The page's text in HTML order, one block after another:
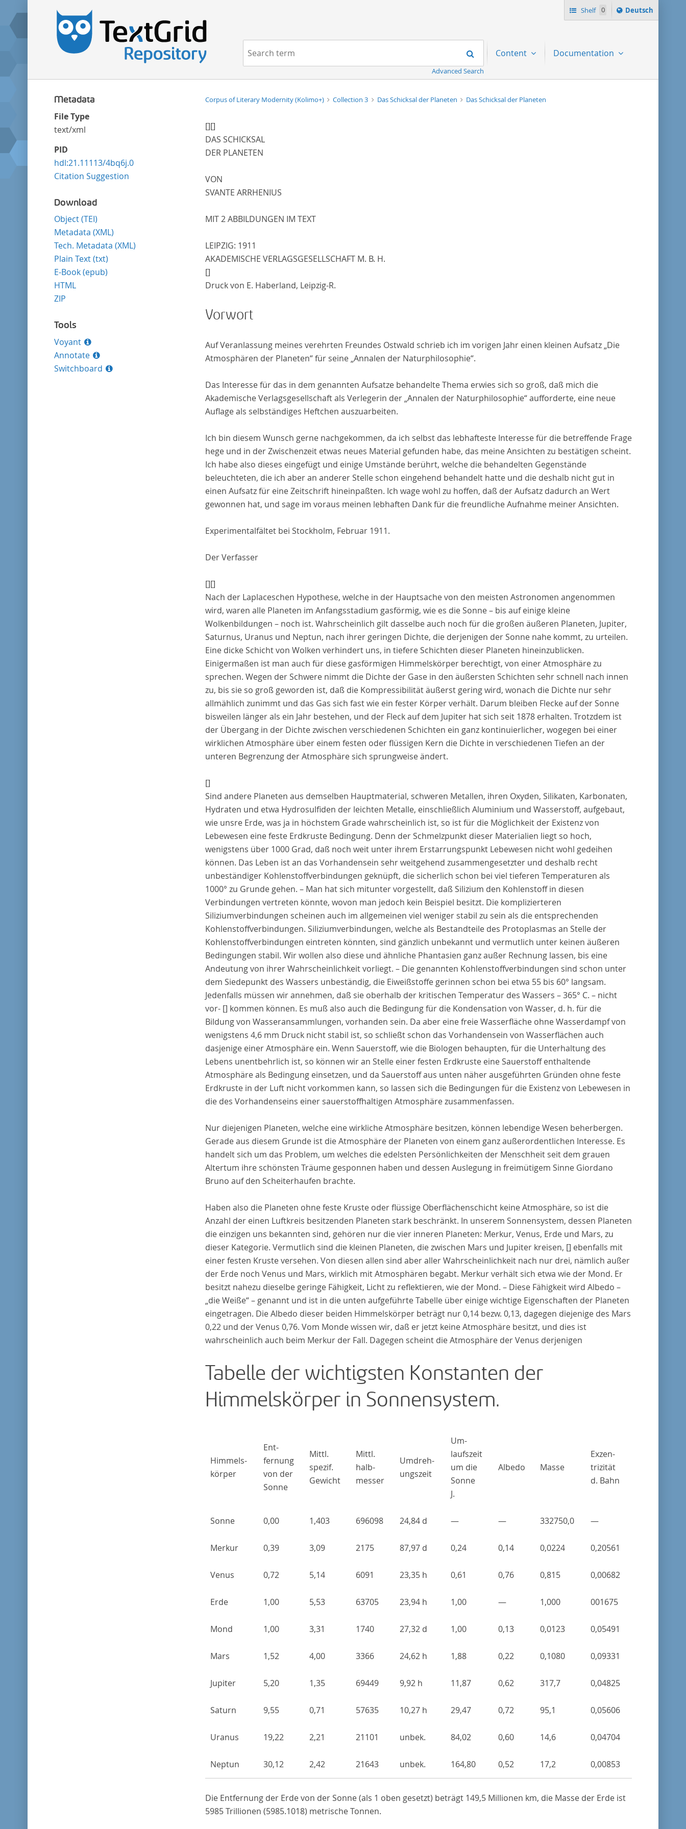
Shelf 0
Sprache
ï¿½ndern
Deutsch
Navigation Search
Advanced Search
Content Documentation
Metadata
File Type
text/xml
PID
hdl:21.11113/4bq6j.0
Citation Suggestion
Download
Object (TEI)
Metadata (XML)
Tech. Metadata (XML)
Plain Text (txt)
E-Book (epub)
HTML
ZIP
Tools
Voyant
Annotate
Switchboard
Corpus of Literary Modernity (Kolimo+) Collection 3 Das Schicksal der Planeten Das Schicksal der Planeten
[][]
DAS SCHICKSAL
DER PLANETEN
VON
SVANTE ARRHENIUS
MIT 2 ABBILDUNGEN IM TEXT
LEIPZIG: 1911
AKADEMISCHE VERLAGSGESELLSCHAFT M. B. H.
[]
Druck von E. Haberland, Leipzig-R.
Vorwort
Auf Veranlassung meines verehrten Freundes Ostwald schrieb ich im vorigen Jahr einen kleinen Aufsatz „Die
Atmosphären der Planeten“ für seine „Annalen der Naturphilosophie“.
Das Interesse für das in dem genannten Aufsatze behandelte Thema erwies sich so groß, daß mich die
Akademische Verlagsgesellschaft als Verlegerin der „Annalen der Naturphilosophie“ aufforderte, eine neue
Auflage als selbständiges Heftchen auszuarbeiten.
Ich bin diesem Wunsch gerne nachgekommen, da ich selbst das lebhafteste Interesse für die betreffende Frage
hege und in der Zwischenzeit etwas neues Material gefunden habe, das meine Ansichten zu bestätigen scheint.
Ich habe also dieses eingefügt und einige Umstände berührt, welche die behandelten Gegenstände
beleuchteten, die ich aber an anderer Stelle schon eingehend behandelt hatte und die deshalb nicht gut in
einen Aufsatz für eine Zeitschrift hineinpaßten. Ich wage wohl zu hoffen, daß der Aufsatz dadurch an Wert
gewonnen hat, und sage im voraus meinen lebhaften Dank für die freundliche Aufnahme meiner Ansichten.
Experimentalfältet bei Stockholm, Februar 1911.
Der Verfasser
[][]
Nach der Laplaceschen Hypothese, welche in der Hauptsache von den meisten Astronomen angenommen
wird, waren alle Planeten im Anfangsstadium gasförmig, wie es die Sonne – bis auf einige kleine
Wolkenbildungen – noch ist. Wahrscheinlich gilt dasselbe auch noch für die großen äußeren Planeten, Jupiter,
Saturnus, Uranus und Neptun, nach ihrer geringen Dichte, die derjenigen der Sonne nahe kommt, zu urteilen.
Eine dicke Schicht von Wolken verhindert uns, in tiefere Schichten dieser Planeten hineinzublicken.
Einigermaßen ist man auch für diese gasförmigen Himmelskörper berechtigt, von einer Atmosphäre zu
sprechen. Wegen der Schwere nimmt die Dichte der Gase in den äußersten Schichten sehr schnell nach innen
zu, bis sie so groß geworden ist, daß die Kompressibilität äußerst gering wird, wonach die Dichte nur sehr
allmählich zunimmt und das Gas sich fast wie ein fester Körper verhält. Darum bleiben Flecke auf der Sonne
bisweilen länger als ein Jahr bestehen, und der Fleck auf dem Jupiter hat sich seit 1878 erhalten. Trotzdem ist
der Übergang in der Dichte zwischen verschiedenen Schichten ein ganz kontinuierlicher, wogegen bei einer
wirklichen Atmosphäre über einem festen oder flüssigen Kern die Dichte in verschiedenen Tiefen an der
unteren Begrenzung der Atmosphäre sich sprungweise ändert.
[]
Sind andere Planeten aus demselben Hauptmaterial, schweren Metallen, ihren Oxyden, Silikaten, Karbonaten,
Hydraten und etwa Hydrosulfiden der leichten Metalle, einschließlich Aluminium und Wasserstoff, aufgebaut,
wie unsre Erde, was ja in höchstem Grade wahrscheinlich ist, so ist für die Möglichkeit der Existenz von
Lebewesen eine feste Erdkruste Bedingung. Denn der Schmelzpunkt dieser Materialien liegt so hoch,
wenigstens über 1000 Grad, daß noch weit unter ihrem Erstarrungspunkt Lebewesen nicht wohl gedeihen
können. Das Leben ist an das Vorhandensein sehr weitgehend zusammengesetzter und deshalb recht
unbeständiger Kohlenstoffverbindungen geknüpft, die sicherlich schon bei viel tieferen Temperaturen als
1000° zu Grunde gehen. – Man hat sich mitunter vorgestellt, daß Silizium den Kohlenstoff in diesen
Verbindungen vertreten könnte, wovon man jedoch kein Beispiel besitzt. Die komplizierteren
Siliziumverbindungen scheinen auch im allgemeinen viel weniger stabil zu sein als die entsprechenden
Kohlenstoffverbindungen. Siliziumverbindungen, welche als Bestandteile des Protoplasmas an Stelle der
Kohlenstoffverbindungen eintreten könnten, sind gänzlich unbekannt und vermutlich unter keinen äußeren
Bedingungen stabil. Wir wollen also diese und ähnliche Phantasien ganz außer Rechnung lassen, bis eine
Andeutung von ihrer Wahrscheinlichkeit vorliegt. – Die genannten Kohlenstoffverbindungen sind schon unter
dem Siedepunkt des Wassers unbeständig, die Eiweißstoffe gerinnen schon bei etwa 55 bis 60° langsam.
Jedenfalls müssen wir annehmen, daß sie oberhalb der kritischen Temperatur des Wassers – 365° C. – nicht
vor- [] kommen können. Es muß also auch die Bedingung für die Kondensation von Wasser, d. h. für die
Bildung von Wasseransammlungen, vorhanden sein. Da aber eine freie Wasserfläche ohne Wasserdampf von
wenigstens 4,6 mm Druck nicht stabil ist, so schließt schon das Vorhandensein von Wasserflächen auch
dasjenige einer Atmosphäre ein. Wenn Sauerstoff, wie die Biologen behaupten, für die Unterhaltung des
Lebens unentbehrlich ist, so können wir an Stelle einer festen Erdkruste eine Sauerstoff enthaltende
Atmosphäre als Bedingung einsetzen, und da Sauerstoff aus unten näher ausgeführten Gründen ohne feste
Erdkruste in der Luft nicht vorkommen kann, so lassen sich die Bedingungen für die Existenz von Lebewesen in
die des Vorhandenseins einer sauerstoffhaltigen Atmosphäre zusammenfassen.
Nur diejenigen Planeten, welche eine wirkliche Atmosphäre besitzen, können lebendige Wesen beherbergen.
Gerade aus diesem Grunde ist die Atmosphäre der Planeten von einem ganz außerordentlichen Interesse. Es
handelt sich um das Problem, um welches die edelsten Persönlichkeiten der Menschheit seit dem grauen
Altertum ihre schönsten Träume gesponnen haben und dessen Auslegung in freimütigem Sinne Giordano
Bruno auf den Scheiterhaufen brachte.
Haben also die Planeten ohne feste Kruste oder flüssige Oberflächenschicht keine Atmosphäre, so ist die
Anzahl der einen Luftkreis besitzenden Planeten stark beschränkt. In unserem Sonnensystem, dessen Planeten
die einzigen uns bekannten sind, gehören nur die vier inneren Planeten: Merkur, Venus, Erde und Mars, zu
dieser Kategorie. Vermutlich sind die kleinen Planeten, die zwischen Mars und Jupiter kreisen, [] ebenfalls mit
einer festen Kruste versehen. Von diesen allen sind aber aller Wahrscheinlichkeit nach nur drei, nämlich außer
der Erde noch Venus und Mars, wirklich mit Atmosphären begabt. Merkur verhält sich etwa wie der Mond. Er
besitzt nahezu dieselbe geringe Fähigkeit, Licht zu reflektieren, wie der Mond. – Diese Fähigkeit wird Albedo –
„die Weiße“ – genannt und ist in die unten aufgeführte Tabelle über einige wichtige Eigenschaften der Planeten
eingetragen. Die Albedo dieser beiden Himmelskörper beträgt nur 0,14 bezw. 0,13, dagegen diejenige des Mars
0,22 und der Venus 0,76. Vom Monde wissen wir, daß er jetzt keine Atmosphäre besitzt, und dies ist
wahrscheinlich auch beim Merkur der Fall. Dagegen scheint die Atmosphäre der Venus derjenigen
Tabelle der wichtigsten Konstanten der
Himmelskörper in Sonnensystem.
Himmels-
körper
Ent-
fernung
von der
Sonne
Mittl.
spezif.
Gewicht
Mittl.
halb-
messer
Umdreh-
ungszeit
Um-
laufszeit
um die
Sonne
J.
Albedo Masse
Exzen-
trizität
d. Bahn
Sonne 0,00 1,403 696098 24,84 d — — 332750,0 —
Merkur 0,39 3,09 2175 87,97 d 0,24 0,14 0,0224 0,20561
Venus 0,72 5,14 6091 23,35 h 0,61 0,76 0,815 0,00682
Erde 1,00 5,53 63705 23,94 h 1,00 — 1,000 001675
Mond 1,00 3,31 1740 27,32 d 1,00 0,13 0,0123 0,05491
Mars 1,52 4,00 3366 24,62 h 1,88 0,22 0,1080 0,09331
Jupiter 5,20 1,35 69449 9,92 h 11,87 0,62 317,7 0,04825
Saturn 9,55 0,71 57635 10,27 h 29,47 0,72 95,1 0,05606
Uranus 19,22 2,21 21101 unbek. 84,02 0,60 14,6 0,04704
Neptun 30,12 2,42 21643 unbek. 164,80 0,52 17,2 0,00853
Die Entfernung der Erde von der Sonne (als 1 oben gesetzt) beträgt 149,5 Millionen km, die Masse der Erde ist
5985 Trillionen (5985.1018) metrische Tonnen.